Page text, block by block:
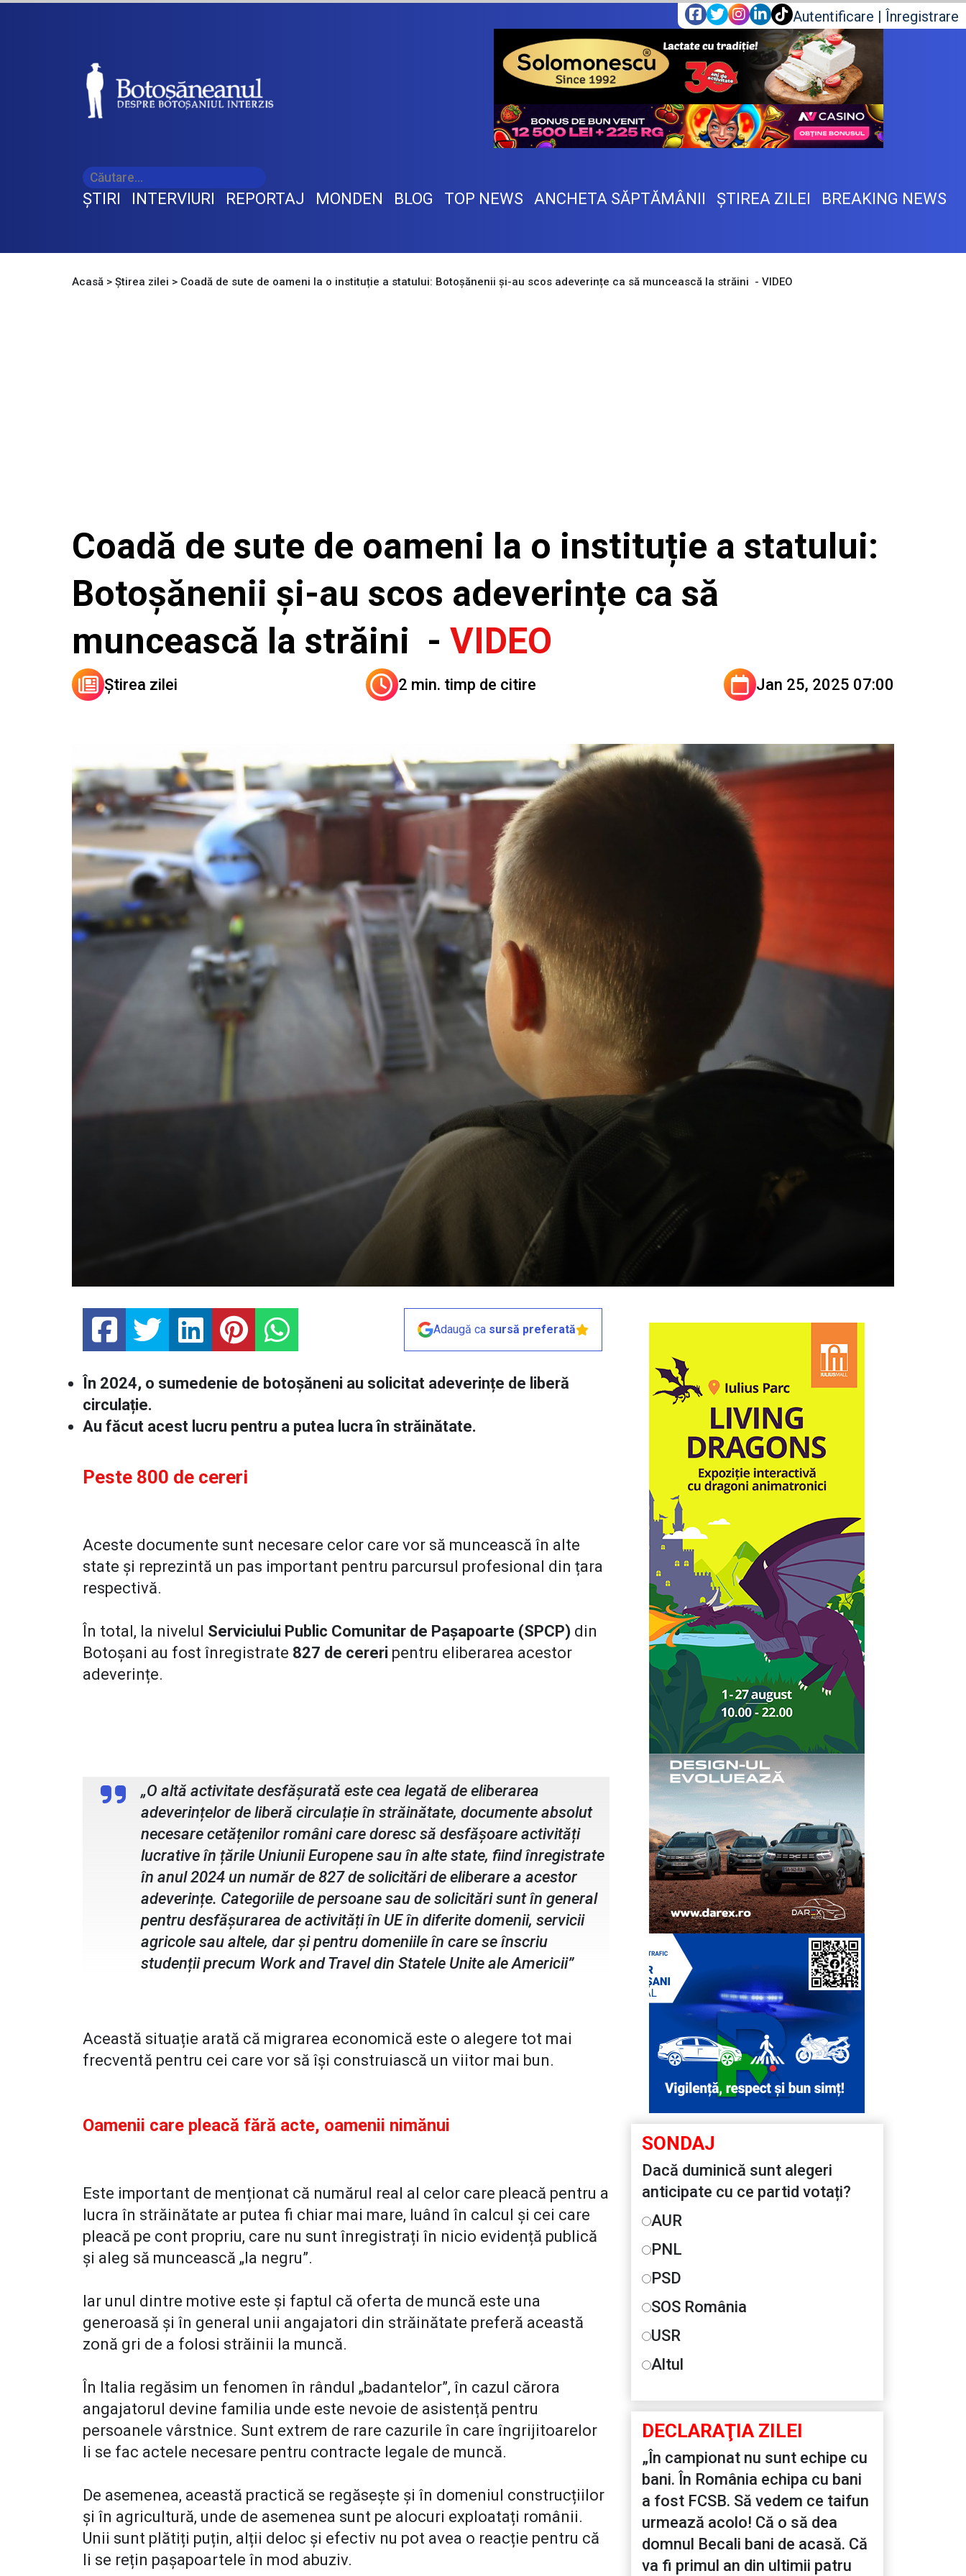
Autentificare | Înregistrare
ŞTIRI INTERVIURI REPORTAJ MONDEN BLOG TOP NEWS ANCHETA SĂPTĂMÂNII ŞTIREA ZILEI BREAKING NEWS
Acasă > Știrea zilei > Coadă de sute de oameni la o instituție a statului: Botoșănenii și-au scos adeverințe ca să muncească la străini - VIDEO
Coadă de sute de oameni la o instituție a statului:
Botoșănenii și-au scos adeverințe ca să
muncească la străini - VIDEO
Știrea zilei 2 min. timp de citire Jan 25, 2025 07:00
Adaugă ca sursă preferată
În 2024, o sumedenie de botoșăneni au solicitat adeverințe de liberă
circulație.
Au făcut acest lucru pentru a putea lucra în străinătate.
Peste 800 de cereri
Aceste documente sunt necesare celor care vor să muncească în alte
state și reprezintă un pas important pentru parcursul profesional din țara
respectivă.
În total, la nivelul Serviciului Public Comunitar de Pașapoarte (SPCP) din
Botoșani au fost înregistrate 827 de cereri pentru eliberarea acestor
adeverințe.
„O altă activitate desfășurată este cea legată de eliberarea
adeverințelor de liberă circulație în străinătate, documente absolut
necesare cetățenilor români care doresc să desfășoare activități
lucrative în țările Uniunii Europene sau în alte state, fiind înregistrate
în anul 2024 un număr de 827 de solicitări de eliberare a acestor
adeverințe. Categoriile de persoane sau de solicitări sunt în general
pentru desfășurarea de activități în UE în diferite domenii, servicii
agricole sau altele, dar și pentru domeniile în care se înscriu
studenții precum Work and Travel din Statele Unite ale Americii”
Această situație arată că migrarea economică este o alegere tot mai
frecventă pentru cei care vor să își construiască un viitor mai bun.
Oamenii care pleacă fără acte, oamenii nimănui
Este important de menționat că numărul real al celor care pleacă pentru a
lucra în străinătate ar putea fi chiar mai mare, luând în calcul și cei care
pleacă pe cont propriu, care nu sunt înregistrați în nicio evidență publică
și aleg să muncească „la negru”.
Iar unul dintre motive este și faptul că oferta de muncă este una
generoasă și în general unii angajatori din străinătate preferă această
zonă gri de a folosi străinii la muncă.
În Italia regăsim un fenomen în rândul „badantelor”, în cazul cărora
angajatorul devine familia unde este nevoie de asistență pentru
persoanele vârstnice. Sunt extrem de rare cazurile în care îngrijitoarelor
li se fac actele necesare pentru contracte legale de muncă.
De asemenea, această practică se regăsește și în domeniul construcțiilor
și în agricultură, unde de asemenea sunt pe alocuri exploatați românii.
Unii sunt plătiți puțin, alții deloc și efectiv nu pot avea o reacție pentru că
li se rețin pașapoartele în mod abuziv.
SONDAJ
Dacă duminică sunt alegeri
anticipate cu ce partid votați?
AUR
PNL
PSD
SOS România
USR
Altul
DECLARAŢIA ZILEI
„În campionat nu sunt echipe cu
bani. În România echipa cu bani
a fost FCSB. Să vedem ce taifun
urmează acolo! Că o să dea
domnul Becali bani de acasă. Că
va fi primul an din ultimii patru